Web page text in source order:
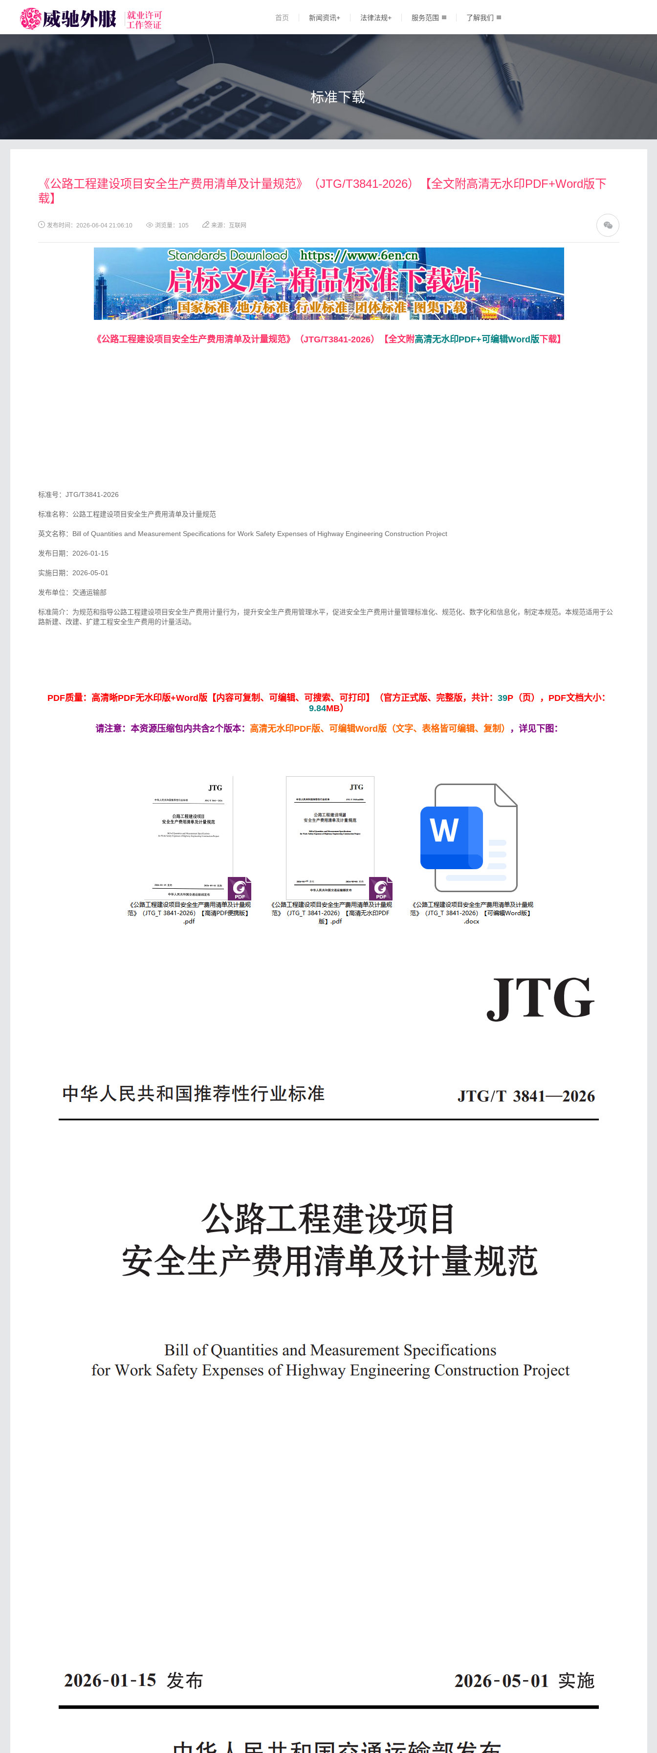
toggle
navigation
首页 新闻资讯+ 法律法规+ 服务范围 了解我们
标准下载
《公路工程建设项目安全生产费用清单及计量规范》（JTG/T3841-2026）【全文附高清无水印PDF+Word版下
载】
发布时间：2026-06-04 21:06:10 浏览量： 105 来源：互联网
《公路工程建设项目安全生产费用清单及计量规范》（JTG/T3841-2026）【全文附高清无水印PDF+可编辑Word版下载】
标准号：JTG/T3841-2026
标准名称：公路工程建设项目安全生产费用清单及计量规范
英文名称：Bill of Quantities and Measurement Specifications for Work Safety Expenses of Highway Engineering Construction Project
发布日期：2026-01-15
实施日期：2026-05-01
发布单位：交通运输部
标准简介：为规范和指导公路工程建设项目安全生产费用计量行为，提升安全生产费用管理水平，促进安全生产费用计量管理标准化、规范化、数字化和信息化，制定本规范。本规范适用于公
路新建、改建、扩建工程安全生产费用的计量活动。
PDF质量：高清晰PDF无水印版+Word版【内容可复制、可编辑、可搜索、可打印】（官方正式版、完整版，共计： 39P（页），PDF文档大小：
9.84MB）
请注意：本资源压缩包内共含2个版本： 高清无水印PDF版、可编辑Word版（文字、表格皆可编辑、复制） ，详见下图：